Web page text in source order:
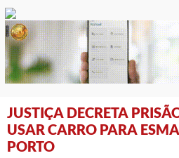
JUSTIÇA DECRETA
USAR CARRO PARA
PORTO